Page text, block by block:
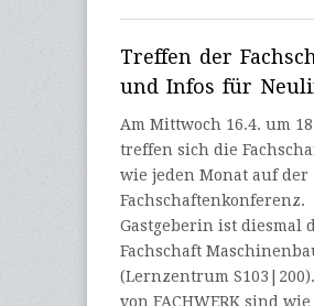
Treffen der
und Infos für
Am Mittwoch 16.4. um
treffen sich die
wie jeden Monat auf der
Fachschaftenkonferenz.
Gastgeberin ist diesmal
Fachschaft
(Lernzentrum
von FACHWERK sind wie